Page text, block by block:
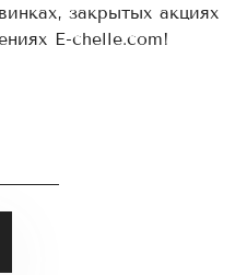
закрытых акциях
E-chelle.com!